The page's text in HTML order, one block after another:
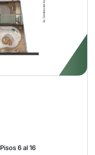
Pisos 6 al 16